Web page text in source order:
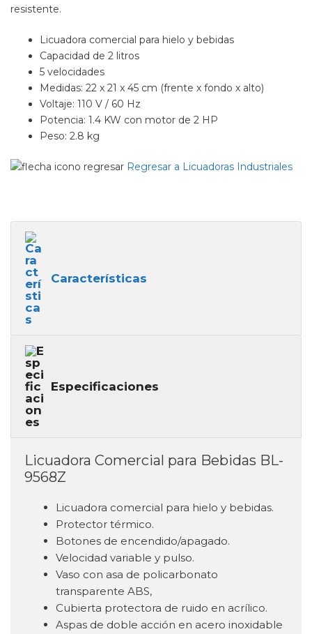
resistente.
Licuadora comercial para hielo y bebidas
Capacidad de 2 litros
5 velocidades
Medidas: 22 x 21 x 45 cm (frente x fondo x alto)
Voltaje: 110 V / 60 Hz
Potencia: 1.4 KW con motor de 2 HP
Peso: 2.8 kg
Regresar a Licuadoras Industriales
Características
Especificaciones
Licuadora Comercial para Bebidas BL-
9568Z
Licuadora comercial para hielo y bebidas.
Protector térmico.
Botones de encendido/apagado.
Velocidad variable y pulso.
Vaso con asa de policarbonato
transparente ABS,
Cubierta protectora de ruido en acrílico.
Aspas de doble acción en acero inoxidable